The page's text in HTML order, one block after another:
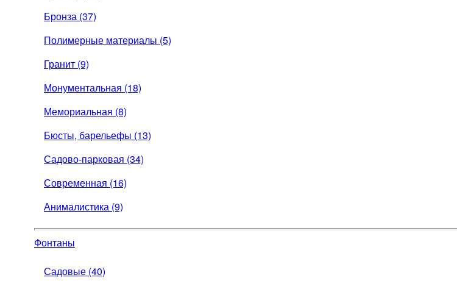
Бронза (37)
Полимерные материалы (5)
Гранит (9)
Монументальная (18)
Мемориальная (8)
Бюсты, барельефы (13)
Садово-парковая (34)
Современная (16)
Анималистика (9)
Фонтаны
Садовые (40)